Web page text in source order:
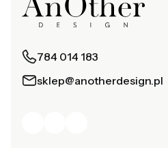
784 014 183
sklep@anotherdesign.pl